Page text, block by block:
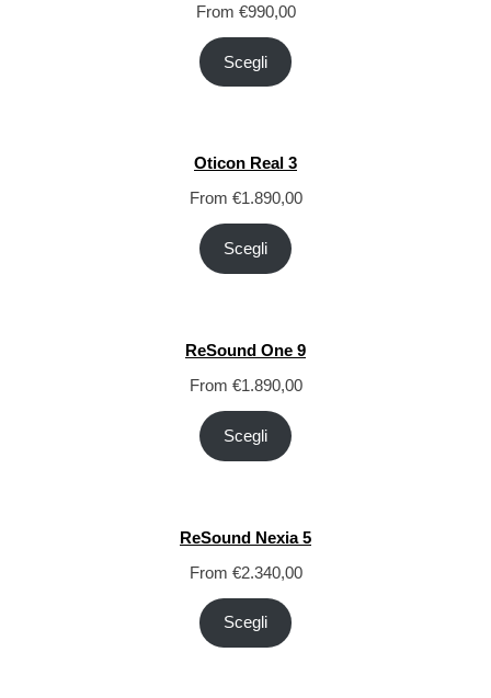
From €990,00
Scegli
Oticon Real 3
From €1.890,00
Scegli
ReSound One 9
From €1.890,00
Scegli
ReSound Nexia 5
From €2.340,00
Scegli